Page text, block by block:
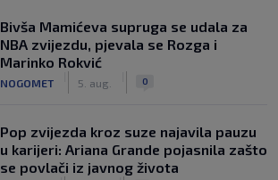
Bivša Mamićeva supruga se udala za
NBA zvijezdu, pjevala se Rozga i
Marinko Rokvić
NOGOMET 5. aug. 0
Pop zvijezda kroz suze najavila pauzu
u karijeri: Ariana Grande pojasnila zašto
se povlači iz javnog života